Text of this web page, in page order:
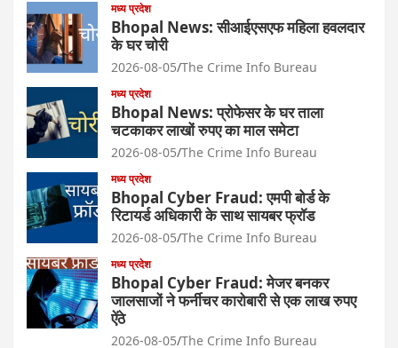
मध्य प्रदेश
Bhopal News: सीआईएसएफ महिला हवलदार
के घर चोरी
2026-08-05 The Crime Info Bureau
मध्य प्रदेश
Bhopal News: प्रोफेसर के घर ताला
चटकाकर लाखों रुपए का माल समेटा
2026-08-05 The Crime Info Bureau
मध्य प्रदेश
Bhopal Cyber Fraud: एमपी बोर्ड के
रिटायर्ड अधिकारी के साथ सायबर फ्रॉड
2026-08-05 The Crime Info Bureau
मध्य प्रदेश
Bhopal Cyber Fraud: मेजर बनकर
जालसाजों ने फर्नीचर कारोबारी से एक लाख रुपए
ऐंठे
2026-08-05 The Crime Info Bureau